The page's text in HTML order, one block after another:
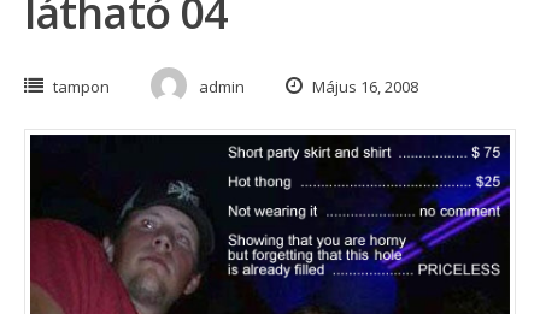
látható 04
tampon admin Május 16, 2008